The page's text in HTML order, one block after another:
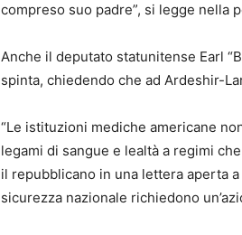
compreso suo padre”, si legge nella
Anche il deputato statunitense Earl
spinta, chiedendo che ad Ardeshir-
“Le istituzioni mediche americane
legami di sangue e lealtà a regimi
il repubblicano in una lettera aperta
sicurezza nazionale richiedono